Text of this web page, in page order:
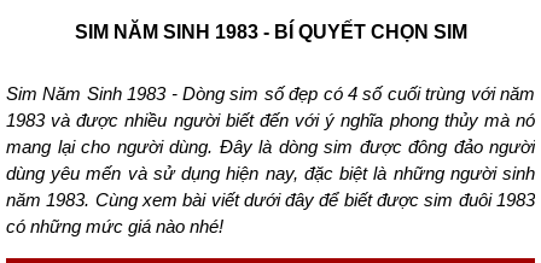
SIM NĂM SINH 1983 - BÍ QUYẾT CHỌN SIM
Sim Năm Sinh 1983 - Dòng sim số đẹp có 4 số cuối trùng với năm
1983 và được nhiều người biết đến với ý nghĩa phong thủy mà nó
mang lại cho người dùng. Đây là dòng sim được đông đảo người
dùng yêu mến và sử dụng hiện nay, đặc biệt là những người sinh
năm 1983. Cùng xem bài viết dưới đây để biết được sim đuôi 1983
có những mức giá nào nhé!